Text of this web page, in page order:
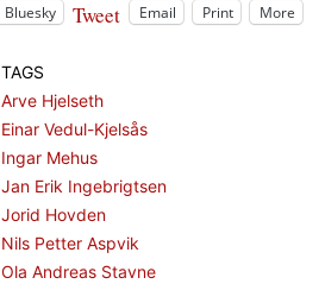
Bluesky Tweet Email Print More
TAGS
Arve Hjelseth
Einar Vedul-Kjelsås
Ingar Mehus
Jan Erik Ingebrigtsen
Jorid Hovden
Nils Petter Aspvik
Ola Andreas Stavne